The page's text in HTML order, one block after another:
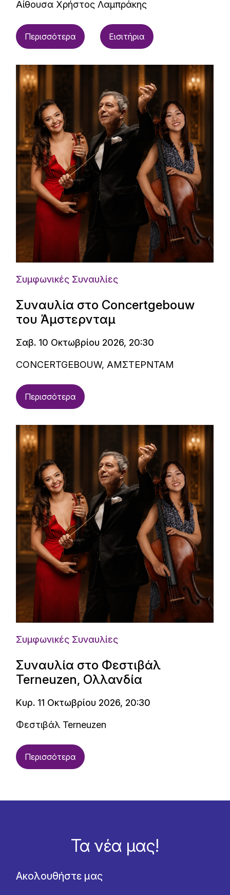
Αίθουσα Χρήστος Λαμπράκης
Περισσότερα Εισιτήρια
Συμφωνικές Συναυλίες
Συναυλία στο Concertgebouw
του Άμστερνταμ
Σαβ. 10 Οκτωβρίου 2026, 20:30
CONCERTGEBOUW, ΑΜΣΤΕΡΝΤΑΜ
Περισσότερα
Συμφωνικές Συναυλίες
Συναυλία στο Φεστιβάλ
Terneuzen, Ολλανδία
Κυρ. 11 Οκτωβρίου 2026, 20:30
Φεστιβάλ Terneuzen
Περισσότερα
Τα νέα μας!
Ακολουθήστε μας